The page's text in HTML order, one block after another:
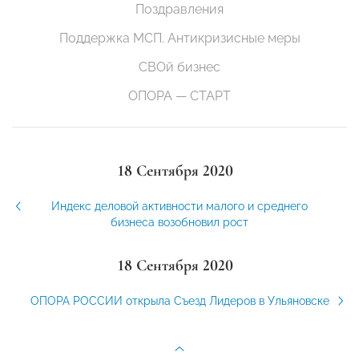
Поздравления
Поддержка МСП. Антикризисные меры
СВОй бизнес
ОПОРА — СТАРТ
18 Сентября 2020
Индекс деловой активности малого и среднего
бизнеса возобновил рост
18 Сентября 2020
ОПОРА РОССИИ открыла Съезд Лидеров в Ульяновске